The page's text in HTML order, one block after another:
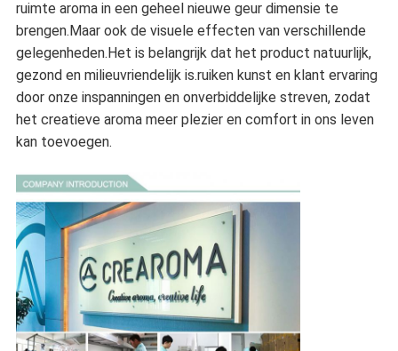
ruimte aroma in een geheel nieuwe geur dimensie te
brengen.Maar ook de visuele effecten van verschillende
gelegenheden.Het is belangrijk dat het product natuurlijk,
gezond en milieuvriendelijk is.ruiken kunst en klant ervaring
door onze inspanningen en onverbiddelijke streven, zodat
het creatieve aroma meer plezier en comfort in ons leven
kan toevoegen.